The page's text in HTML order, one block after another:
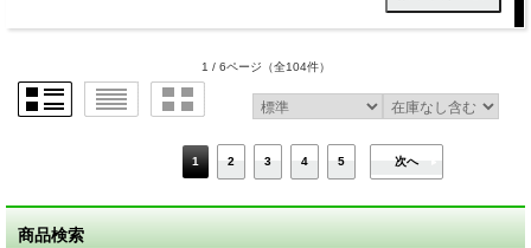
1 / 6ページ （全104件）
1 2 3 4 5 次へ
商品検索